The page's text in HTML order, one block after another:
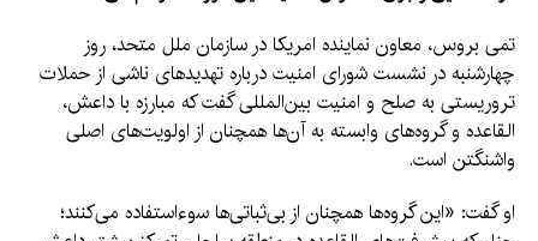
تمی بروس، معاون نماینده امریکا در سازمان ملل متحد، روز
چهارشنبه در نشست شورای امنیت درباره تهدیدهای ناشی از حملات
تروریستی به صلح و امنیت بین‌المللی گفت که مبارزه با داعش،
القاعده و گروه‌های وابسته به آن‌ها همچنان از اولویت‌های اصلی
واشنگتن است.
او گفت: «این گروه‌ها همچنان از بی‌ثباتی‌ها سوءاستفاده می‌کنند؛